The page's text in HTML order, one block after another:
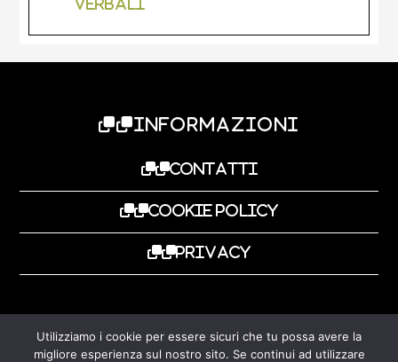
Verbali
INFORMAZIONI
Contatti
Cookie Policy
Privacy
Utilizziamo i cookie per essere sicuri che tu possa avere la
migliore esperienza sul nostro sito. Se continui ad utilizzare